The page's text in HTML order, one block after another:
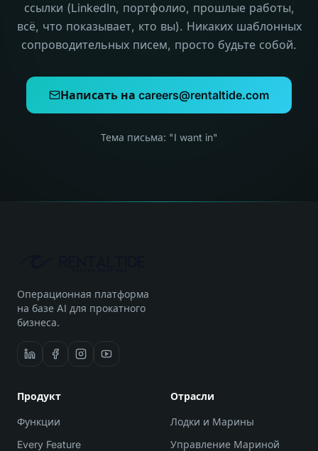
ссылки (LinkedIn, портфолио, прошлые работы,
всё, что показывает, кто вы). Никаких шаблонных
сопроводительных писем, просто будьте собой.
Написать на careers@rentaltide.com
Тема письма: "I want in"
Операционная платформа
на базе AI для прокатного
бизнеса.
Продукт
Функции
Every Feature
Отрасли
Лодки и Марины
Управление Мариной